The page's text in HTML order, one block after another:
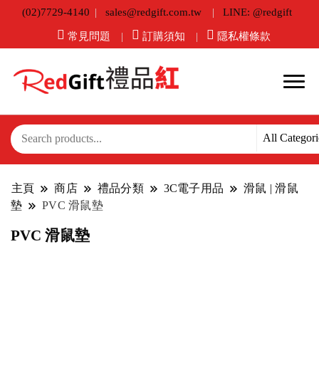
(02)7729-4140 sales@redgift.com.tw LINE: @redgift
常見問題 訂購須知 隱私權條款
主頁 商店 禮品分類 3C電子用品
滑鼠 | 滑鼠
墊
PVC 滑鼠墊
PVC 滑鼠墊